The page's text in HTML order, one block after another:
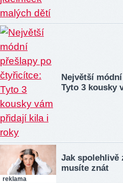
Největší
Tyto 3 kousky
reklama
Jak spolehlivě
musíte znát